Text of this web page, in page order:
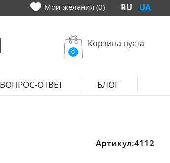
Мои желания (0) RU UA
0
Корзина пуста
ВОПРОС-ОТВЕТ БЛОГ
Артикул:4112